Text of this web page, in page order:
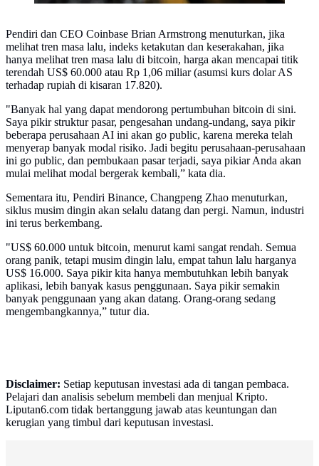
Pendiri dan CEO Coinbase Brian Armstrong menuturkan, jika
melihat tren masa lalu, indeks ketakutan dan keserakahan, jika
hanya melihat tren masa lalu di bitcoin, harga akan mencapai titik
terendah US$ 60.000 atau Rp 1,06 miliar (asumsi kurs dolar AS
terhadap rupiah di kisaran 17.820).
"Banyak hal yang dapat mendorong pertumbuhan bitcoin di sini.
Saya pikir struktur pasar, pengesahan undang-undang, saya pikir
beberapa perusahaan AI ini akan go public, karena mereka telah
menyerap banyak modal risiko. Jadi begitu perusahaan-perusahaan
ini go public, dan pembukaan pasar terjadi, saya pikiar Anda akan
mulai melihat modal bergerak kembali,” kata dia.
Sementara itu, Pendiri Binance, Changpeng Zhao menuturkan,
siklus musim dingin akan selalu datang dan pergi. Namun, industri
ini terus berkembang.
"US$ 60.000 untuk bitcoin, menurut kami sangat rendah. Semua
orang panik, tetapi musim dingin lalu, empat tahun lalu harganya
US$ 16.000. Saya pikir kita hanya membutuhkan lebih banyak
aplikasi, lebih banyak kasus penggunaan. Saya pikir semakin
banyak penggunaan yang akan datang. Orang-orang sedang
mengembangkannya,” tutur dia.
Disclaimer: Setiap keputusan investasi ada di tangan pembaca.
Pelajari dan analisis sebelum membeli dan menjual Kripto.
Liputan6.com tidak bertanggung jawab atas keuntungan dan
kerugian yang timbul dari keputusan investasi.